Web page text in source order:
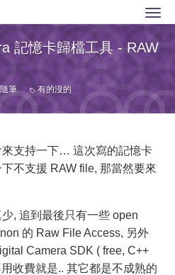
記憶卡歸檔工具 - RAW
筆 有的沒的
支持一下… 這次寫的記憶卡
不支援 RAW file, 那當然要來
, 追到最後只有一些 open
的 Raw File Access, 另外
Camera SDK ( free, C++
收費就是.. 其它都是不成熟的